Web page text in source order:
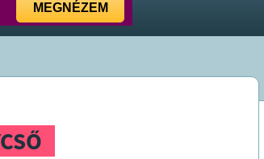
MEGNÉZEM